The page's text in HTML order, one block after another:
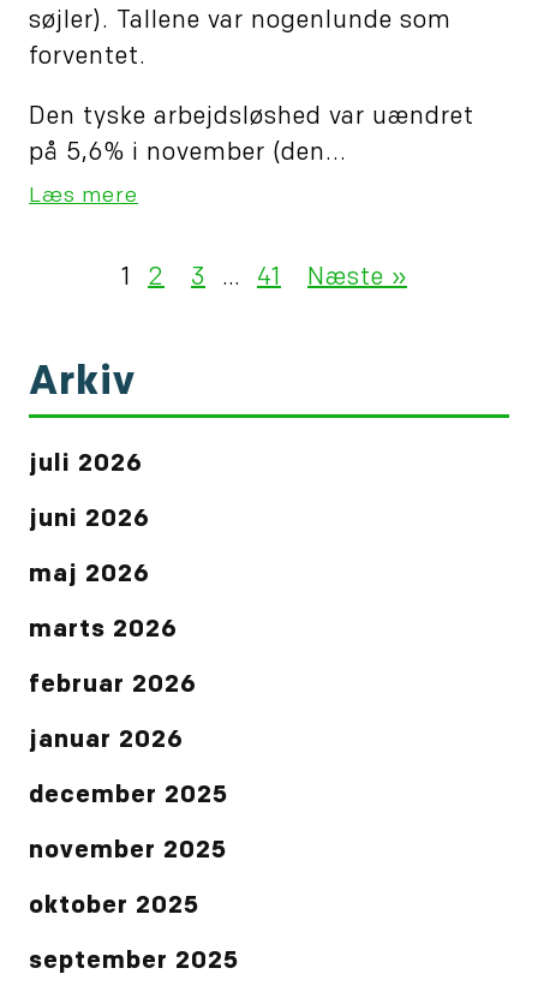
søjler). Tallene var nogenlunde som
forventet.
Den tyske arbejdsløshed var uændret
på 5,6% i november (den...
Læs mere
1 2 3 … 41 Næste »
Arkiv
juli 2026
juni 2026
maj 2026
marts 2026
februar 2026
januar 2026
december 2025
november 2025
oktober 2025
september 2025